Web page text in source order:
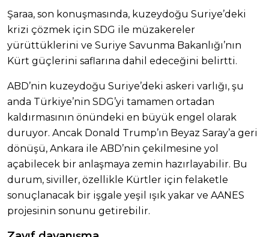
Şaraa, son konuşmasında, kuzeydoğu Suriye’deki
krizi çözmek için SDG ile müzakereler
yürüttüklerini ve Suriye Savunma Bakanlığı’nın
Kürt güçlerini saflarına dahil edeceğini belirtti.
ABD’nin kuzeydoğu Suriye’deki askeri varlığı, şu
anda Türkiye’nin SDG’yi tamamen ortadan
kaldırmasının önündeki en büyük engel olarak
duruyor. Ancak Donald Trump’ın Beyaz Saray’a geri
dönüşü, Ankara ile ABD’nin çekilmesine yol
açabilecek bir anlaşmaya zemin hazırlayabilir. Bu
durum, siviller, özellikle Kürtler için felaketle
sonuçlanacak bir işgale yeşil ışık yakar ve AANES
projesinin sonunu getirebilir.